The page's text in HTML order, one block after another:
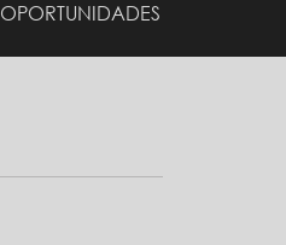
OPORTUNIDADES